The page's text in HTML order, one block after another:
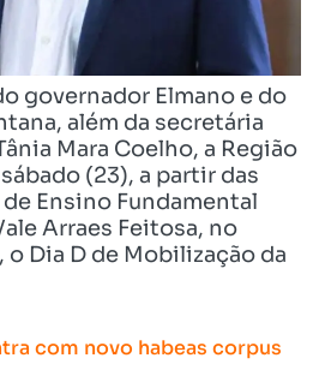
governador Elmano e do
além da secretária
Mara Coelho, a Região
(23), a partir das
Ensino Fundamental
Arraes Feitosa, no
Dia D de Mobilização da
com novo habeas corpus